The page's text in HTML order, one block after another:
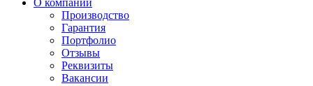
О компании
Производство
Гарантия
Портфолио
Отзывы
Реквизиты
Вакансии